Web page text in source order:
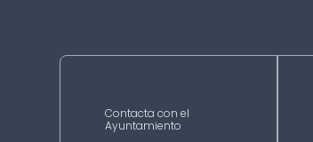
Contacta con el
Ayuntamiento